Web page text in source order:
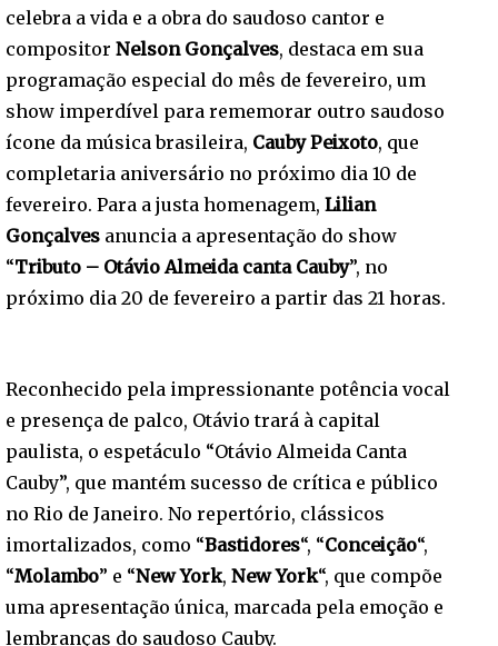
celebra a vida e a obra do saudoso cantor e
compositor Nelson Gonçalves, destaca em sua
programação especial do mês de fevereiro, um
show imperdível para rememorar outro saudoso
ícone da música brasileira, Cauby Peixoto, que
completaria aniversário no próximo dia 10 de
fevereiro. Para a justa homenagem, Lilian
Gonçalves anuncia a apresentação do show
“Tributo – Otávio Almeida canta Cauby”, no
próximo dia 20 de fevereiro a partir das 21 horas.
Reconhecido pela impressionante potência vocal
e presença de palco, Otávio trará à capital
paulista, o espetáculo “Otávio Almeida Canta
Cauby”, que mantém sucesso de crítica e público
no Rio de Janeiro. No repertório, clássicos
imortalizados, como “Bastidores“, “Conceição“,
“Molambo” e “New York, New York“, que compõe
uma apresentação única, marcada pela emoção e
lembranças do saudoso Cauby.